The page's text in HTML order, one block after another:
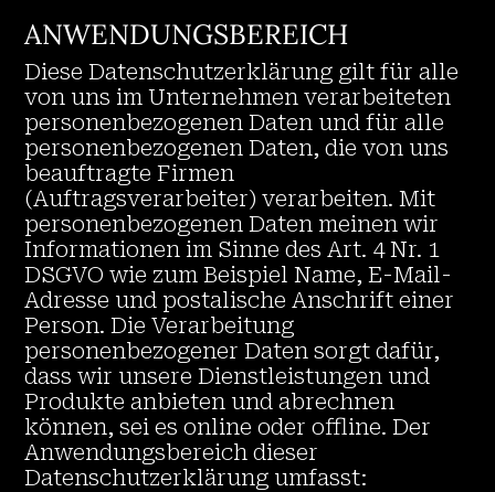
ANWENDUNGSBEREICH
Diese Datenschutzerklärung gilt für alle
von uns im Unternehmen verarbeiteten
personenbezogenen Daten und für alle
personenbezogenen Daten, die von uns
beauftragte Firmen
(Auftragsverarbeiter) verarbeiten. Mit
personenbezogenen Daten meinen wir
Informationen im Sinne des Art. 4 Nr. 1
DSGVO wie zum Beispiel Name, E-Mail-
Adresse und postalische Anschrift einer
Person. Die Verarbeitung
personenbezogener Daten sorgt dafür,
dass wir unsere Dienstleistungen und
Produkte anbieten und abrechnen
können, sei es online oder offline. Der
Anwendungsbereich dieser
Datenschutzerklärung umfasst: